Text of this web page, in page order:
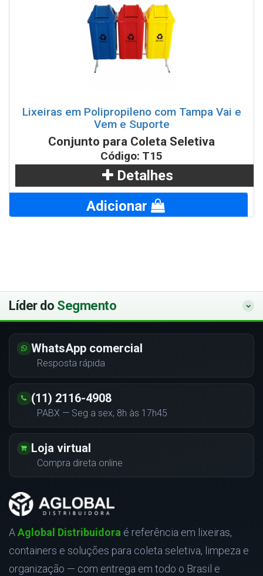
Lixeiras em Polipropileno com Tampa Vai e
Vem e Suporte
Conjunto para Coleta Seletiva
Código: T15
Detalhes
Adicionar
Líder do Segmento
WhatsApp comercial
Resposta rápida
(11) 2116-4908
PABX — Seg a sex, 8h às 17h45
Loja virtual
Compra direta online
AAglobal Distribuidora é referência em lixeiras,
containers e soluções para coleta seletiva, limpeza e
organização — com entrega em todo o Brasil e